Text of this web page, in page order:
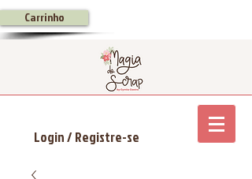
Carrinho
Login / Registre-se